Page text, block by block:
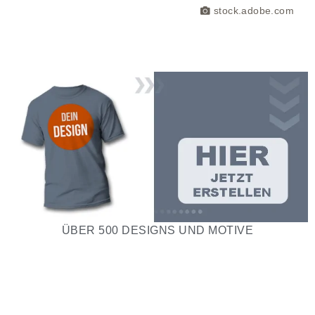
stock.adobe.com
ÜBER 500 DESIGNS UND MOTIVE